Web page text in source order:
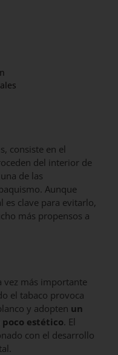
consiste en el
del interior de
de las
Aunque
es clave para evitarlo,
más propensos a
vez más importante
el tabaco provoca
y adopten un
estético. El
con el desarrollo